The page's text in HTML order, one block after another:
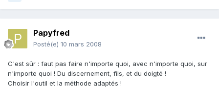
Papyfred
Posté(e) 10 mars 2008
C'est sûr : faut pas faire n'importe quoi, avec n'importe quoi, sur
n'importe quoi ! Du discernement, fils, et du doigté !
Choisir l'outil et la méthode adaptés !